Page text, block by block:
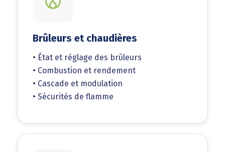
Brûleurs et chaudières
• État et réglage des brûleurs
• Combustion et rendement
• Cascade et modulation
• Sécurités de flamme